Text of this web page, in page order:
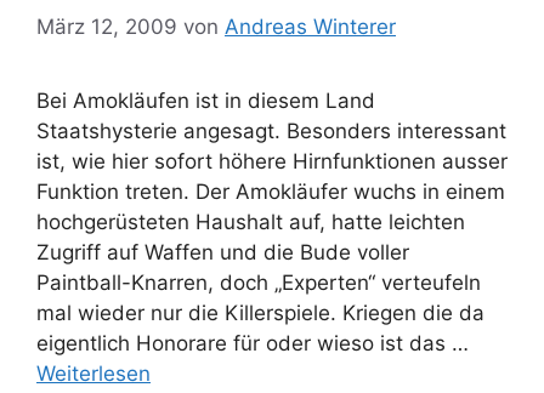
März 12, 2009 von Andreas Winterer
Bei Amokläufen ist in diesem Land
Staatshysterie angesagt. Besonders interessant
ist, wie hier sofort höhere Hirnfunktionen ausser
Funktion treten. Der Amokläufer wuchs in einem
hochgerüsteten Haushalt auf, hatte leichten
Zugriff auf Waffen und die Bude voller
Paintball-Knarren, doch „Experten“ verteufeln
mal wieder nur die Killerspiele. Kriegen die da
eigentlich Honorare für oder wieso ist das …
Weiterlesen